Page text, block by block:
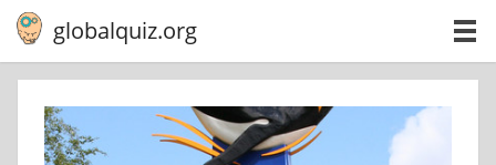
globalquiz.org